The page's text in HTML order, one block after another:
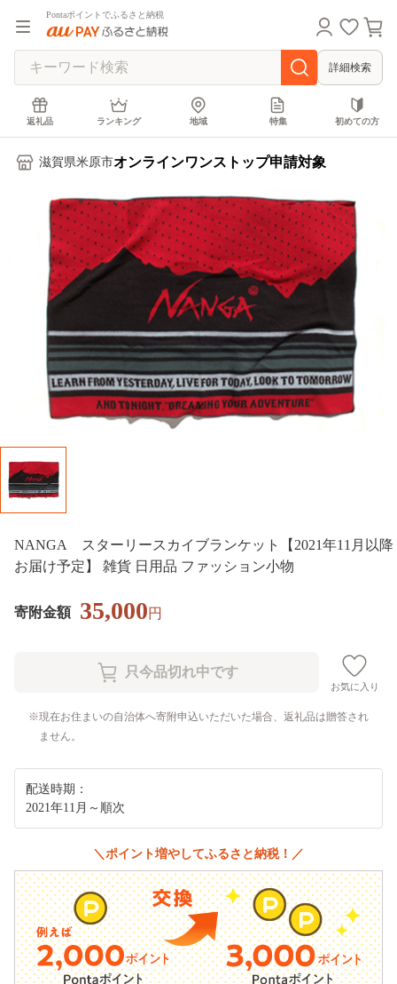
Pontaポイントでふるさと納税
詳細検索
返礼品 ランキング 地域 特集 初めての方
滋賀県米原市オンラインワンストップ申請対象
NANGA スターリースカイブランケット【2021年11月以降
お届け予定】 雑貨 日用品 ファッション小物
寄附金額 35,000円
お気に入り
現在お住まいの自治体へ寄附申込いただいた場合、返礼品は贈答され
ません。
配送時期：
2021年11月～順次
＼ポイント増やしてふるさと納税！／